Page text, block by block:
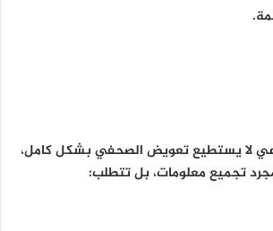
لا يستطيع تعويض الصحفي بشكل كامل،
تجميع معلومات، بل تتطلب: